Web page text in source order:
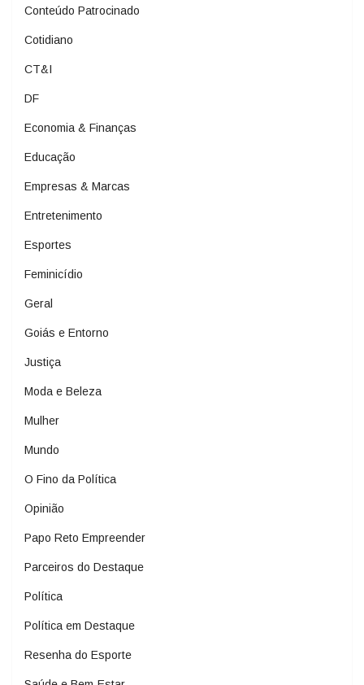
Conteúdo Patrocinado
Cotidiano
CT&I
DF
Economia & Finanças
Educação
Empresas & Marcas
Entretenimento
Esportes
Feminicídio
Geral
Goiás e Entorno
Justiça
Moda e Beleza
Mulher
Mundo
O Fino da Política
Opinião
Papo Reto Empreender
Parceiros do Destaque
Política
Política em Destaque
Resenha do Esporte